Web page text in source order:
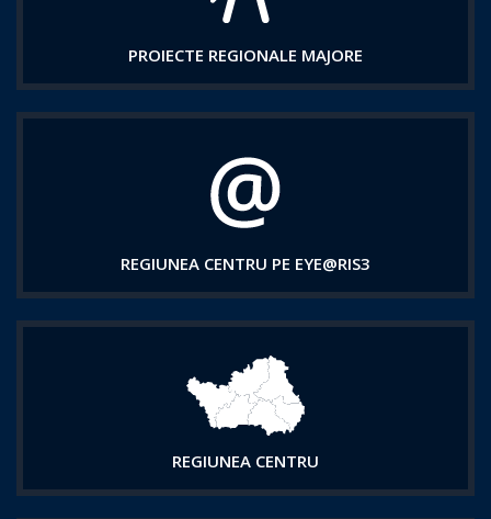
PROIECTE REGIONALE MAJORE
REGIUNEA CENTRU PE EYE@RIS3
REGIUNEA CENTRU